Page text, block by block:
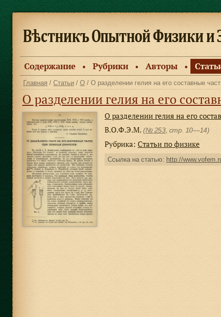
Содержание ● Рубрики ● Авторы ●
Главная / Статьи / О / О разделении гелия на его составные
О разделении гелия на его
О разделении гелия на его
В.О.Ф.Э.М. (№ 253, стр. 10—14)
Рубрика: Статьи по физике
Ссылка на статью: http://